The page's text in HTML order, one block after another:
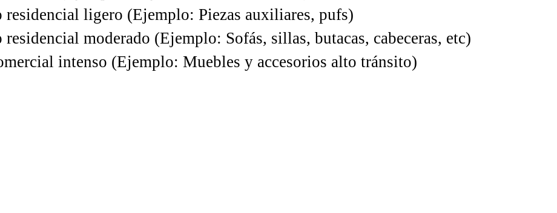
residencial ligero (Ejemplo: Piezas auxiliares, pufs)
residencial moderado (Ejemplo: Sofás, sillas, butacas, cabeceras, etc)
intenso (Ejemplo: Muebles y accesorios alto tránsito)